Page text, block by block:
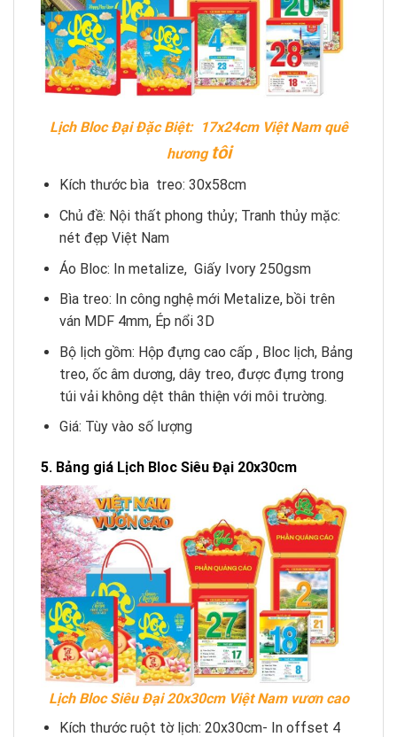
Lịch Bloc Đại Đặc Biệt: 17x24cm Việt Nam quê
hương tôi
Kích thước bìa treo: 30x58cm
Chủ đề: Nội thất phong thủy; Tranh thủy mặc:
nét đẹp Việt Nam
Áo Bloc: In metalize, Giấy Ivory 250gsm
Bìa treo: In công nghệ mới Metalize, bồi trên
ván MDF 4mm, Ép nổi 3D
Bộ lịch gồm: Hộp đựng cao cấp , Bloc lịch, Bảng
treo, ốc âm dương, dây treo, được đựng trong
túi vải không dệt thân thiện với môi trường.
Giá: Tùy vào số lượng
5. Bảng giá Lịch Bloc Siêu Đại 20x30cm
Lịch Bloc Siêu Đại 20x30cm Việt Nam vươn cao
Kích thước ruột tờ lịch: 20x30cm- In offset 4